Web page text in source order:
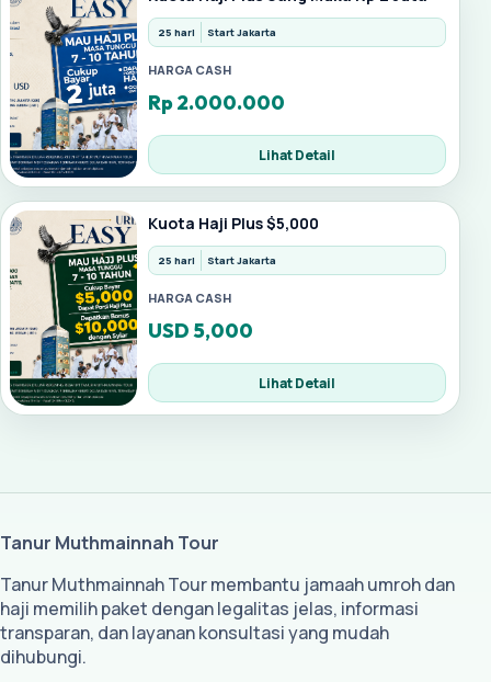
25 hari Start Jakarta
HARGA CASH
Rp 2.000.000
Lihat Detail
Kuota Haji Plus $5,000
25 hari Start Jakarta
HARGA CASH
USD 5,000
Lihat Detail
Tanur Muthmainnah Tour
Tanur Muthmainnah Tour membantu jamaah umroh dan
haji memilih paket dengan legalitas jelas, informasi
transparan, dan layanan konsultasi yang mudah
dihubungi.